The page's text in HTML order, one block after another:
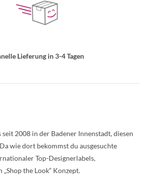
Lieferung in 3-4 Tagen
2008 in der Badener Innenstadt, diesen
wie dort bekommst du ausgesuchte
Top-Designerlabels,
the Look“ Konzept.